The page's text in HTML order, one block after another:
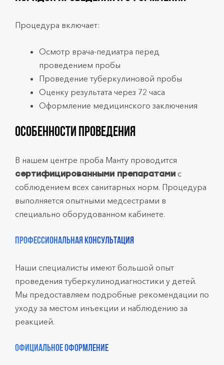
Процедура включает:
Осмотр врача-педиатра перед
проведением пробы
Проведение туберкулиновой пробы
Оценку результата через 72 часа
Оформление медицинского заключения
Особенности проведения
В нашем центре проба Манту проводится
сертифицированными препаратами с
соблюдением всех санитарных норм. Процедура
выполняется опытными медсестрами в
специально оборудованном кабинете.
Профессиональная консультация
Наши специалисты имеют большой опыт
проведения туберкулинодиагностики у детей.
Мы предоставляем подробные рекомендации по
уходу за местом инъекции и наблюдению за
реакцией.
Официальное оформление